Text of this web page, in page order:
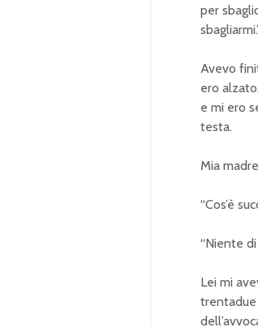
per
Avevo
ero
e mi ero
testa.
Mia
“Cos’è
“Niente
Lei mi
trentadue